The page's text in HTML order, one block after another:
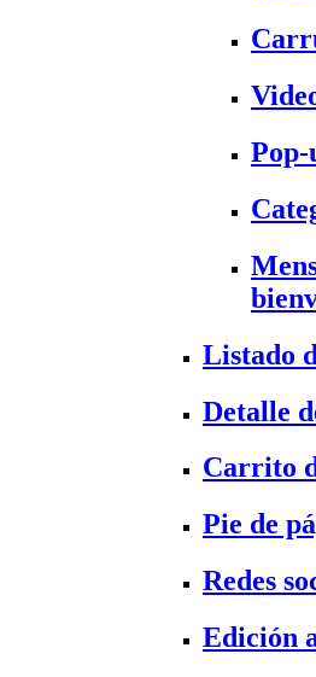
Listado
Detalle
Carrito
Pie de
Redes
Edición